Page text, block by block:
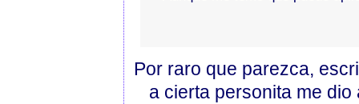
Por raro que parezca,
a cierta personita me